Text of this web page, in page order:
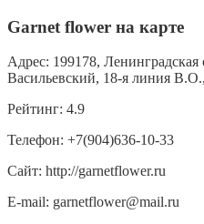
Garnet flower на карте
Адрес: 199178, Ленинградская
Васильевский, 18-я линия
Рейтинг: 4.9
Телефон: +7(904)636-10-33
Сайт: http://garnetflower.ru
E-mail: garnetflower@mail.ru